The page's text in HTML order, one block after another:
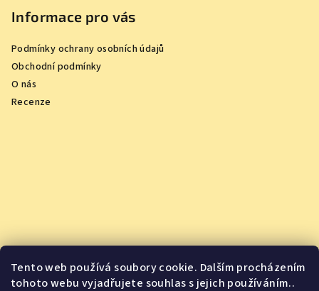
Tento web používá soubory cookie. Dalším procházením
tohoto webu vyjadřujete souhlas s jejich používáním..
Informace pro vás
Podmínky ochrany osobních údajů
Obchodní podmínky
O nás
Recenze